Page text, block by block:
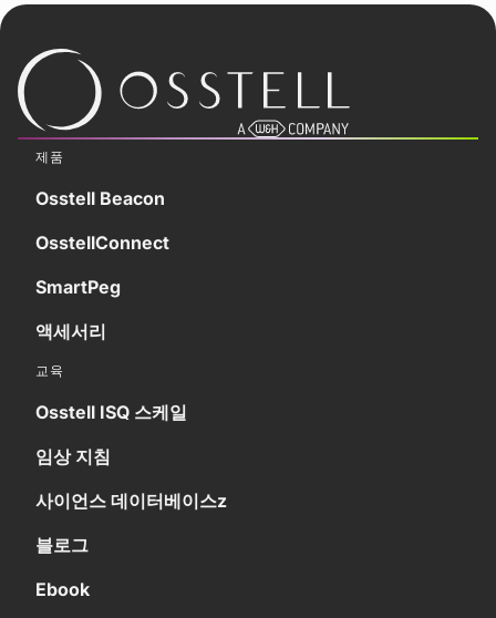
제품
Osstell Beacon
OsstellConnect
SmartPeg
액세서리
교육
Osstell ISQ 스케일
임상 지침
사이언스 데이터베이스z
블로그
Ebook